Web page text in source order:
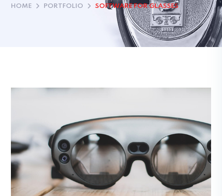
HOME PORTFOLIO SOFTWARE FOR GLASSES